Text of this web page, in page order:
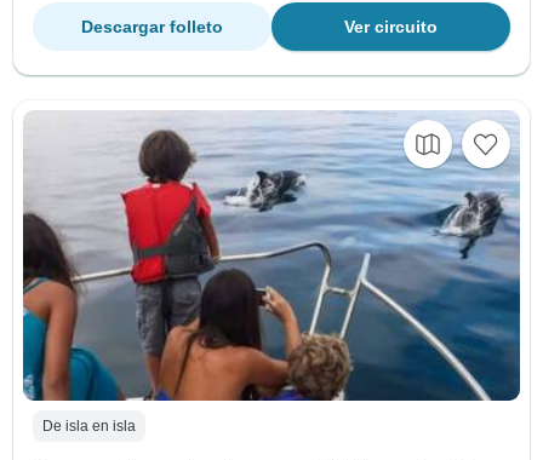
Ver circuito
Descargar folleto
De isla en isla